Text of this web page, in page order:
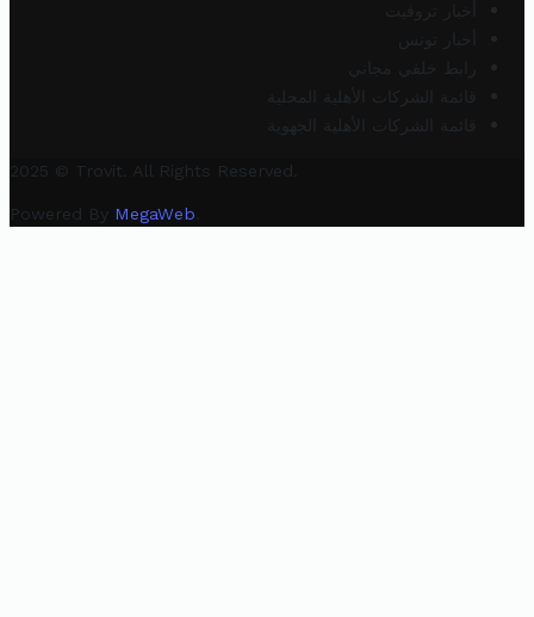
أخبار تروفيت
أخبار تونس
رابط خلفي مجاني
قائمة الشركات الأهلية المحلية
قائمة الشركات الأهلية الجهوية
2025 © Trovit. All Rights Reserved.
Powered By MegaWeb